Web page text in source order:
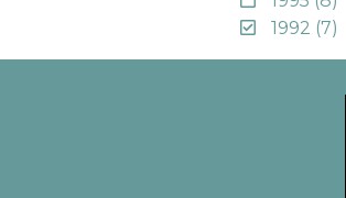
1992 (7)